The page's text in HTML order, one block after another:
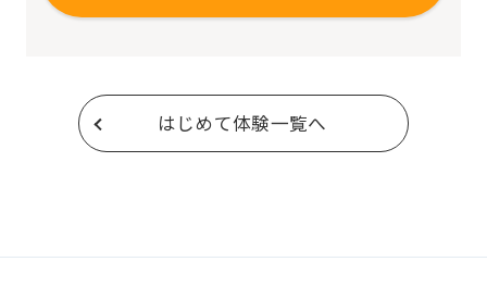
はじめて体験一覧へ